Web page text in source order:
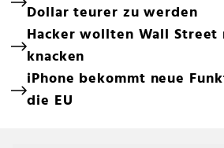
Dollar teurer zu werden
Hacker wollten Wall
knacken
iPhone bekommt neue
die EU